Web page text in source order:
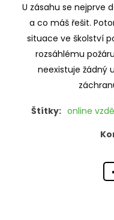
U zásahu se nejprve
a co máš řešit.
situace ve školství
rozsáhlému
neexistuje žádný
Štítky: online